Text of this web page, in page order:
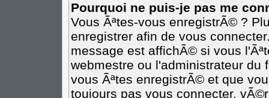
Pourquoi ne puis-je pas me
Vous Ãªtes-vous enregistrÃ© ?
enregistrer afin de vous
message est affichÃ© si vous
webmestre ou l'administrateur du
vous Ãªtes enregistrÃ© et que
toujours pas vous connecter,